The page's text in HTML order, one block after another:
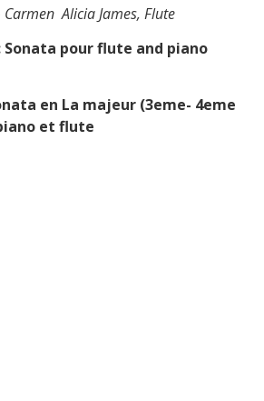
Alicia James, Flute
pour flute and piano
en La majeur (3eme- 4eme
et flute